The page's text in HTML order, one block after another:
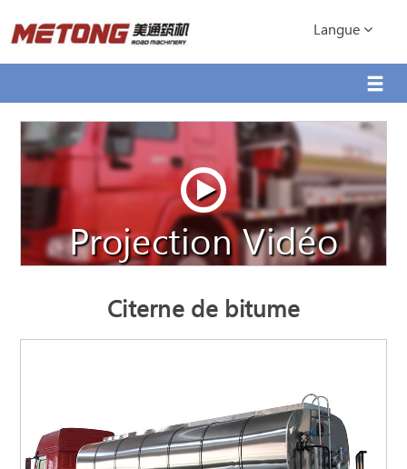
Langue
Projection Vidéo
Citerne de bitume